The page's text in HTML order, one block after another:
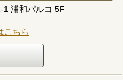
1 浦和パルコ 5F
こちら